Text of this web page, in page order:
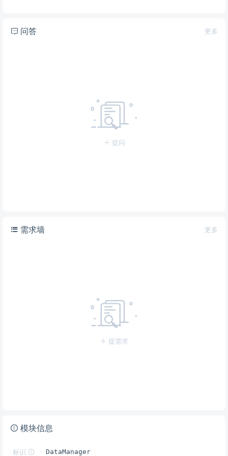
更多
问答
提问
更多
需求墙
提需求
模块信息
标识 DataManager